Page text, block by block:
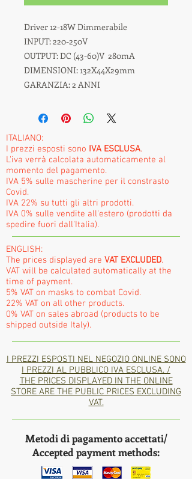
Driver 12-18W Dimmerabile
INPUT: 220-250V
OUTPUT: DC (43-60)V 280mA
DIMENSIONI: 132X44X29mm
GARANZIA: 2 ANNI
ITALIANO:
I prezzi esposti sono IVA ESCLUSA.
L'iva verrà calcolata automaticamente al
momento del pagamento.
IVA 5% sulle mascherine per il constrasto
Covid.
IVA 22% su tutti gli altri prodotti.
IVA 0% sulle vendite all'estero (prodotti da
spedire fuori dall'Italia).
ENGLISH:
The prices displayed are VAT EXCLUDED.
VAT will be calculated automatically at the
time of payment.
5% VAT on masks to combat Covid.
22% VAT on all other products.
0% VAT on sales abroad (products to be
shipped outside Italy).
I PREZZI ESPOSTI NEL NEGOZIO ONLINE SONO
I PREZZI AL PUBBLICO IVA ESCLUSA. /
THE PRICES DISPLAYED IN THE ONLINE
STORE ARE THE PUBLIC PRICES EXCLUDING
VAT.
Metodi di pagamento accettati/
Accepted payment methods: